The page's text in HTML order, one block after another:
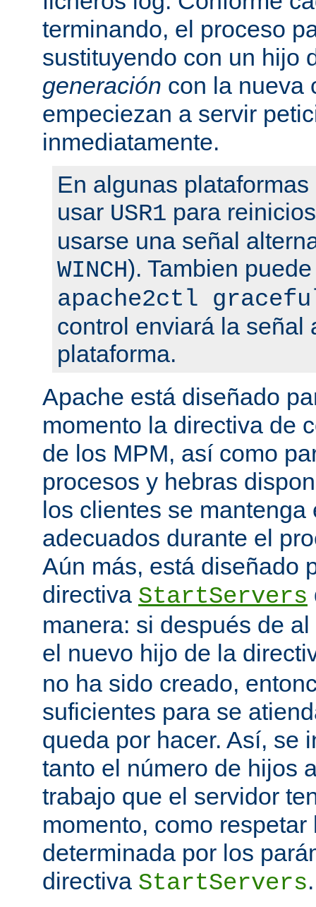
terminando, el proceso
sustituyendo con un hijo
generación con la nueva
empeciezan a servir
inmediatamente.
En algunas
usar USR1 para
usarse una señal
WINCH). Tambien
apache2ctl
control enviará la señal
plataforma.
Apache está diseñado
momento la directiva de
de los MPM, así como
procesos y hebras
los clientes se
adecuados durante el
Aún más, está diseñado
directiva StartServers
manera: si después de
el nuevo hijo de la
no ha sido creado,
suficientes para se
queda por hacer. Así, se
tanto el número de hijos
trabajo que el servidor
momento, como
determinada por los
directiva StartServers.